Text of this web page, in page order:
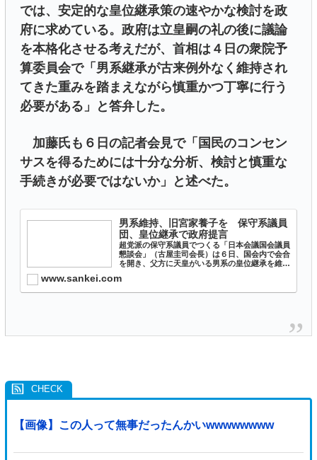
では、安定的な皇位継承策の速やかな検討を政
府に求めている。政府は立皇嗣の礼の後に議論
を本格化させる考えだが、首相は４日の衆院予
算委員会で「男系継承が古来例外なく維持され
てきた重みを踏まえながら慎重かつ丁寧に行う
必要がある」と答弁した。
加藤氏も６日の記者会見で「国民のコンセン
サスを得るためには十分な分析、検討と慎重な
手続きが必要ではないか」と述べた。
男系維持、旧宮家養子を 保守系議員
団、皇位継承で政府提言
超党派の保守系議員でつくる「日本会議国会議員
懇談会」（古屋圭司会長）は６日、国会内で会合
を開き、父方に天皇がいる男系の皇位継承を維持
www.sankei.com
【画像】この人って無事だったんかいwwwwwwww